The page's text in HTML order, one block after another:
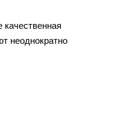
неоднократно